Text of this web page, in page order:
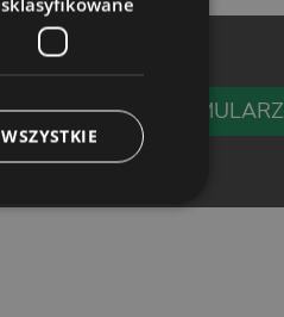
WYPEŁNIJ FORMULARZ